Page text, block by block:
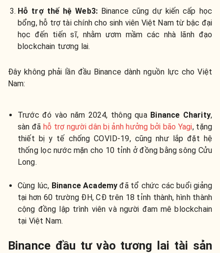
Hỗ trợ thế hệ Web3:Binance cũng dự kiến cấp học
bổng, hỗ trợ tài chính cho sinh viên Việt Nam từ bậc đại
học đến tiến sĩ, nhằm ươm mầm các nhà lãnh đạo
blockchain tương lai.
Đây không phải lần đầu Binance dành nguồn lực cho Việt
Nam:
Trước đó vào năm 2024, thông qua Binance Charity,
sàn đãhỗ trợ người dân bị ảnh hưởng bởi bão Yagi, tặng
thiết bị y tế chống COVID-19, cũng như lắp đặt hệ
thống lọc nước mặn cho 10 tỉnh ở đồng bằng sông Cửu
Long.
Cùng lúc, Binance Academy đã tổ chức các buổi giảng
tại hơn 60 trường ĐH, CĐ trên 18 tỉnh thành, hình thành
cộng đồng lập trình viên và người đam mê blockchain
tại Việt Nam.
Binance đầu tư vào tương lai tài sản